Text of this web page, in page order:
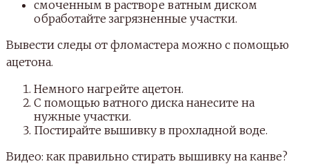
смоченным в растворе ватным диском
обработайте загрязненные участки.
Вывести следы от фломастера можно с помощью
ацетона.
Немного нагрейте ацетон.
С помощью ватного диска нанесите на
нужные участки.
Постирайте вышивку в прохладной воде.
Видео: как правильно стирать вышивку на канве?